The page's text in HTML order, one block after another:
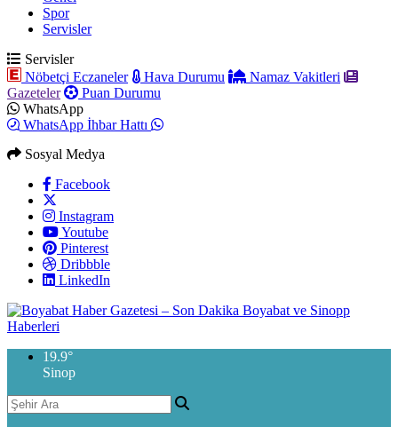
Spor
Servisler
Servisler
Nöbetçi Eczaneler
Hava Durumu
Namaz Vakitleri
Gazeteler
Puan Durumu
WhatsApp
WhatsApp İhbar Hattı
Sosyal Medya
Facebook
Instagram
Youtube
Pinterest
Dribbble
LinkedIn
19.9°
Sinop